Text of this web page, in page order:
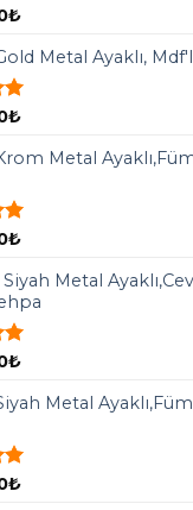
₺
Metal Ayaklı,
₺
Metal
₺
Metal
₺
Metal
₺